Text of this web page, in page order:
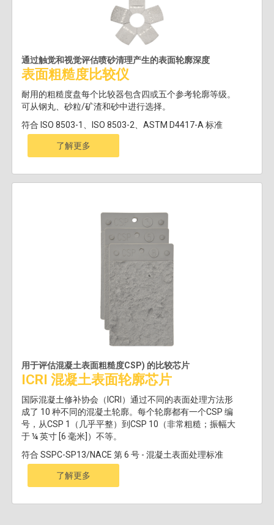
通过触觉和视觉评估喷砂清理产生的表面轮廓深度
表面粗糙度比较仪
耐用的粗糙度盘每个比较器包含四或五个参考轮廓等级。
可从钢丸、砂粒/矿渣和砂中进行选择。
符合 ISO 8503-1、ISO 8503-2、ASTM D4417-A 标准
了解更多
用于评估混凝土表面粗糙度CSP) 的比较芯片
ICRI 混凝土表面轮廓芯片
国际混凝土修补协会（ICRI）通过不同的表面处理方法形
成了 10 种不同的混凝土轮廓。每个轮廓都有一个CSP 编
号，从CSP 1（几乎平整）到CSP 10（非常粗糙；振幅大
于 ¼ 英寸 [6 毫米]）不等。
符合 SSPC-SP13/NACE 第 6 号 - 混凝土表面处理标准
了解更多